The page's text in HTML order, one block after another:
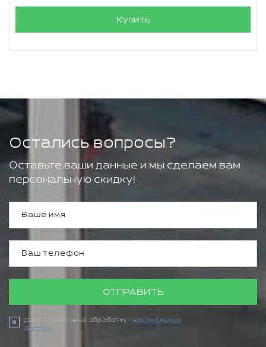
Купить
Остались вопросы?
Оставьте ваши данные и мы сделаем вам
персональную скидку!
ОТПРАВИТЬ
Даю согласие на обработку персональных
данных